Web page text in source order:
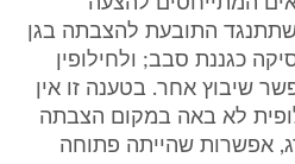
שתתנגד התובעת להצבתה בגן
כגננת סבב; ולחילופין
שיבוץ אחר. בטענה זו אין
לא באה במקום הצבתה
אפשרות שהייתה פתוחה